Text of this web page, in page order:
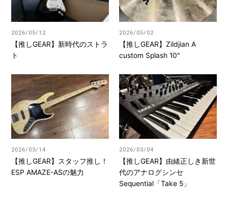
2026/05/12
【推しGEAR】新時代のストラ
ト
2026/05/02
【推しGEAR】Zildjian A
custom Splash 10"
2026/03/14
【推しGEAR】スタッフ推し！
ESP AMAZE-ASの魅力
2026/03/04
【推しGEAR】由緒正しき新世
代のアナログシンセ
Sequential「Take 5」